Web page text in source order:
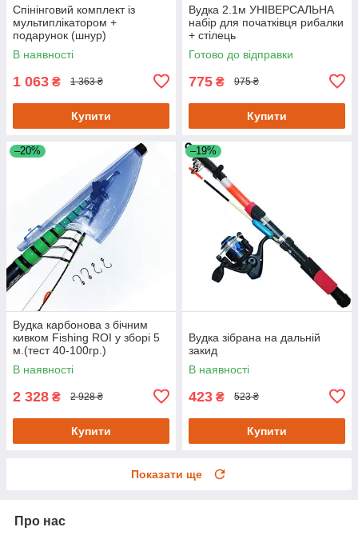
Спінінговий комплект із
мультиплікатором +
подарунок (шнур)
В наявності
1 063 ₴ 1 363 ₴
Купити
Вудка 2.1м УНІВЕРСАЛЬНА
набір для початківця рибалки
+ стілець
Готово до відправки
775 ₴ 975 ₴
Купити
–20%
Вудка карбонова з бічним
кивком Fishing ROI у зборі 5
м.(тест 40-100гр.)
В наявності
2 328 ₴ 2 928 ₴
Купити
–19%
Вудка зібрана на дальній
закид
В наявності
423 ₴ 523 ₴
Купити
Показати ще
Про нас